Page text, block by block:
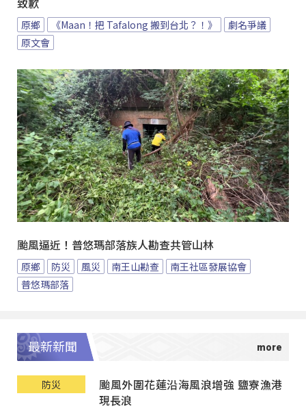
致歉
原鄉 《Maan！把 Tafalong 搬到台北？！》
劇名爭議
原文會
颱風逼近！普悠瑪部落族人勘查共管山林
原鄉 防災 風災 南王山勘查
南王社區發展協會
普悠瑪部落
最新新聞
防災
颱風外圍花蓮沿海風浪增強 鹽寮漁港
現長浪